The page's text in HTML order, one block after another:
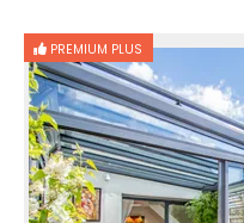
PREMIUM PLUS